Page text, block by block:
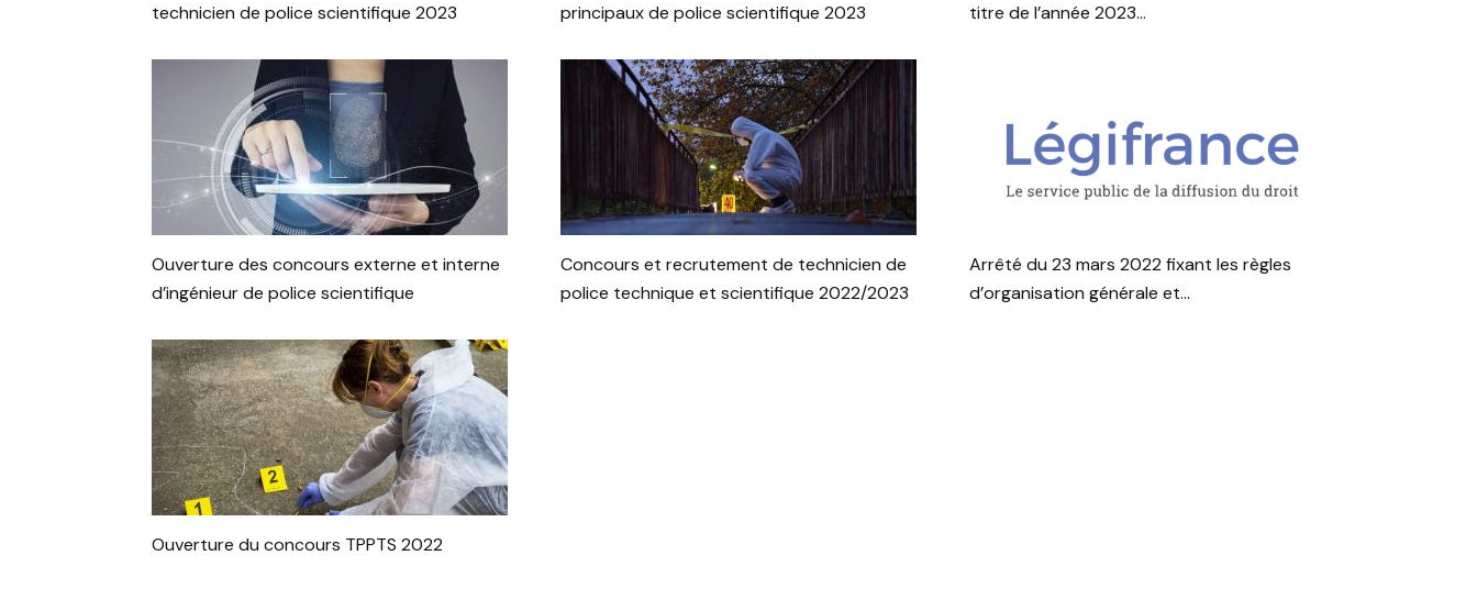
technicien de police scientifique 2023
principaux de police scientifique 2023
titre de l’année 2023...
Ouverture des concours externe et interne
d’ingénieur de police scientifique
Concours et recrutement de technicien de
police technique et scientifique 2022/2023
Arrêté du 23 mars 2022 fixant les règles
d’organisation générale et...
Ouverture du concours TPPTS 2022